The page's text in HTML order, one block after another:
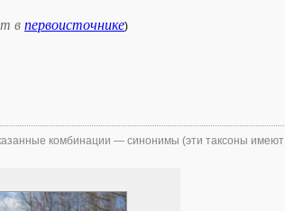
в первоисточнике)
комбинации — синонимы (эти таксоны имеют